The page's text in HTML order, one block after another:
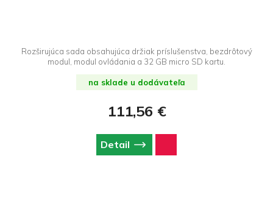
Rozširujúca sada obsahujúca držiak príslušenstva, bezdrôtový
modul, modul ovládania a 32 GB micro SD kartu.
na sklade u dodávateľa
111,56 €
Detail